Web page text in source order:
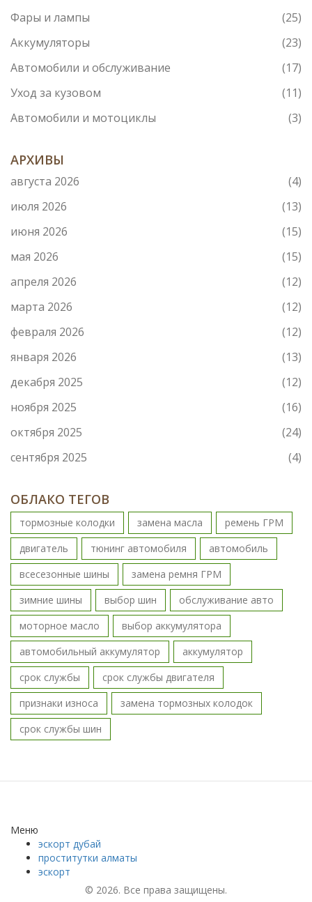
Фары и лампы
(25)
Аккумуляторы
(23)
Автомобили и обслуживание
(17)
Уход за кузовом
(11)
Автомобили и мотоциклы
(3)
АРХИВЫ
августа 2026
(4)
июля 2026
(13)
июня 2026
(15)
мая 2026
(15)
апреля 2026
(12)
марта 2026
(12)
февраля 2026
(12)
января 2026
(13)
декабря 2025
(12)
ноября 2025
(16)
октября 2025
(24)
сентября 2025
(4)
ОБЛАКО ТЕГОВ
тормозные колодки замена масла
ремень ГРМ
двигатель
тюнинг автомобиля
автомобиль
всесезонные шины
замена ремня ГРМ
зимние шины
выбор шин
обслуживание авто
моторное масло
выбор аккумулятора
автомобильный аккумулятор
аккумулятор
срок службы
срок службы двигателя
признаки износа
замена тормозных колодок
срок службы шин
Меню
эскорт дубай
проститутки алматы
эскорт
© 2026. Все права защищены.